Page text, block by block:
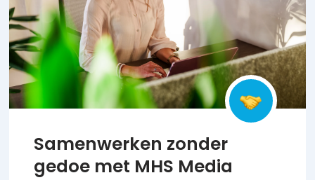
Samenwerken zonder
gedoe met MHS Media